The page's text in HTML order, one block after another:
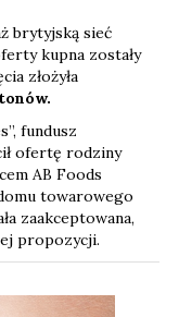
brytyjską sieć
kupna zostały
złożyła
fundusz
ofertę rodziny
AB Foods
towarowego
zaakceptowana,
propozycji.